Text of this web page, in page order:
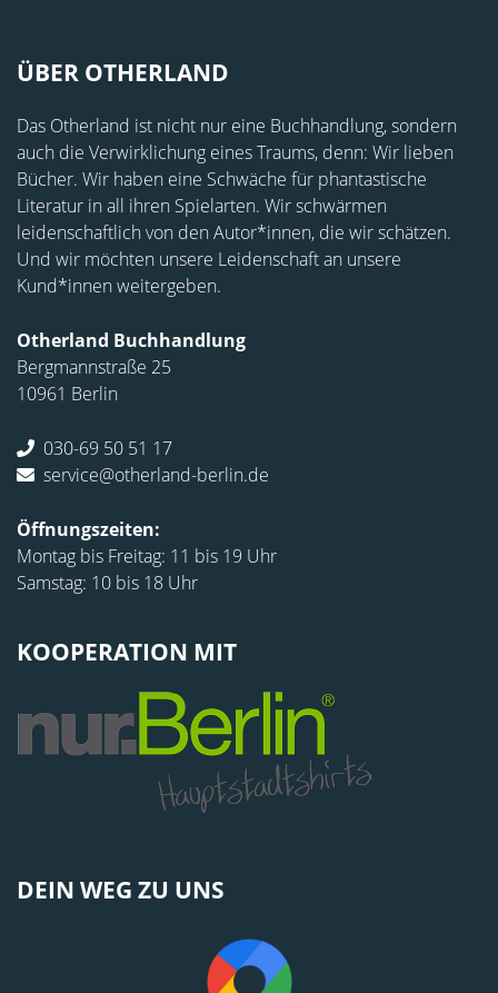
ÜBER OTHERLAND
Das Otherland ist nicht nur eine Buchhandlung, sondern
auch die Verwirklichung eines Traums, denn: Wir lieben
Bücher. Wir haben eine Schwäche für phantastische
Literatur in all ihren Spielarten. Wir schwärmen
leidenschaftlich von den Autor*innen, die wir schätzen.
Und wir möchten unsere Leidenschaft an unsere
Kund*innen weitergeben.
Otherland Buchhandlung
Bergmannstraße 25
10961 Berlin
030-69 50 51 17
service@otherland-berlin.de
Öffnungszeiten:
Montag bis Freitag: 11 bis 19 Uhr
Samstag: 10 bis 18 Uhr
KOOPERATION MIT
DEIN WEG ZU UNS